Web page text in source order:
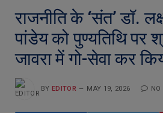
राजनीति के ‘संत’ डॉ.
पांडेय को पुण्यतिथि पर
जावरा में गो-सेवा कर
BY EDITOR MAY 19, 2026 NO